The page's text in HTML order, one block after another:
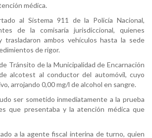
médica.
al Sistema 911 de la Policía Nacional,
de la comisaría jurisdiccional, quienes
trasladaron ambos vehículos hasta la sede
de rigor.
Tránsito de la Municipalidad de Encarnación
alcotest al conductor del automóvil, cuyo
arrojando 0,00 mg/l de alcohol en sangre.
ser sometido inmediatamente a la prueba
que presentaba y la atención médica que
a la agente fiscal interina de turno, quien